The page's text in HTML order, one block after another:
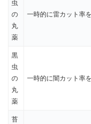
虫
の
丸
薬
一時的に雷カット率
黒
虫
の
丸
薬
一時的に闇カット率
苔